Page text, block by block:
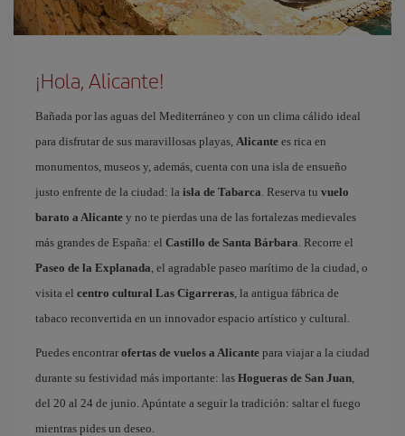
¡Hola, Alicante!
Bañada por las aguas del Mediterráneo y con un clima cálido ideal
para disfrutar de sus maravillosas playas, Alicante es rica en
monumentos, museos y, además, cuenta con una isla de ensueño
justo enfrente de la ciudad: la isla de Tabarca. Reserva tu vuelo
barato a Alicante y no te pierdas una de las fortalezas medievales
más grandes de España: el Castillo de Santa Bárbara. Recorre el
Paseo de la Explanada, el agradable paseo marítimo de la ciudad, o
visita el centro cultural Las Cigarreras, la antigua fábrica de
tabaco reconvertida en un innovador espacio artístico y cultural.
Puedes encontrar ofertas de vuelos a Alicante para viajar a la ciudad
durante su festividad más importante: las Hogueras de San Juan,
del 20 al 24 de junio. Apúntate a seguir la tradición: saltar el fuego
mientras pides un deseo.